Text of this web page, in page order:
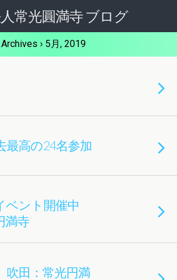
常光圓満寺 ブログ
Archives › 5月, 2019
最高の24名参加
ベント開催中
満寺
田：常光円満